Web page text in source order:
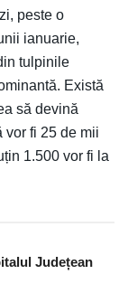
peste o
ianuarie,
tulpinile
Există
să devină
vor fi 25 de mii
1.500 vor fi la
Județean